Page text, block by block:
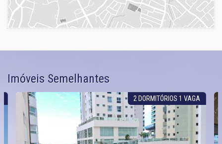
Imóveis Semelhantes
2 DORMITÓRIOS 1 VAGA